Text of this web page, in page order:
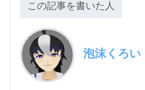
この記事を書いた人
泡沫くろい